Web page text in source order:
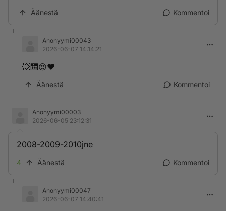
Äänestä Kommentoi
Anonyymi00043
2026-06-07 14:14:21
💥🛗😍❤️
Äänestä Kommentoi
Anonyymi00003
2026-06-05 23:12:31
2008-2009-2010jne
4 Äänestä Kommentoi
Anonyymi00047
2026-06-07 14:40:41